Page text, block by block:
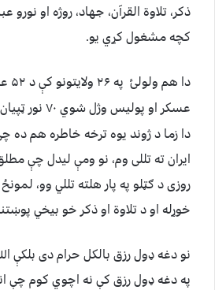
ذکر، تلاوة القرآن، جهاد، روژه او نورو
کچه مشغول کړي یو.
دا هم ولولئ
عسکر او پولیس وژل شوي ۷۰ نور ټپيان دي
دا زما د ژوند یوه ترخه خاطره هم ده
ایران ته تللی وم، نو ومې لیدل چې
روزی د ګټلو په پار هلته تللي وو،
خوړله او د تلاوة او ذکر خو بیخي
نو دغه ډول رزق بالکل حرام دی بلکې
په دغه ډول رزق کې نه اچوي کوم چې